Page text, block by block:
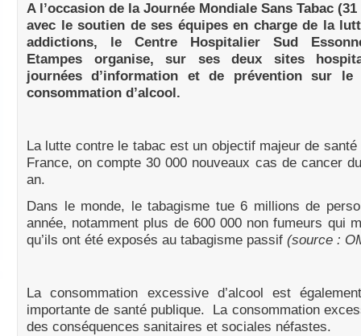
A l’occasion de la Journée Mondiale Sans Tabac
avec le soutien de ses équipes en charge de la
addictions, le Centre Hospitalier Sud
Etampes organise, sur ses deux sites
journées d’information et de prévention sur
consommation d’alcool.
La lutte contre le tabac est un objectif majeur de santé
France, on compte 30 000 nouveaux cas de cancer
an.
Dans le monde, le tabagisme tue 6 millions de
année, notamment plus de 600 000 non fumeurs qui
qu’ils ont été exposés au tabagisme passif (source :
La consommation excessive d’alcool est
importante de santé publique. La consommation
des conséquences sanitaires et sociales néfastes.